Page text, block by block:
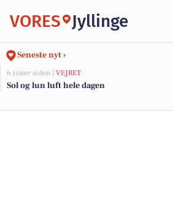
VORES Jyllinge
Seneste nyt ›
6 timer siden | VEJRET
Sol og lun luft hele dagen